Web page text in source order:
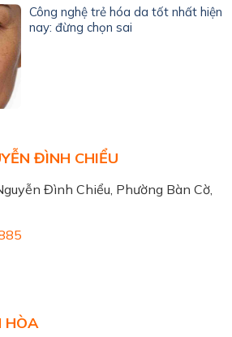
Công nghệ trẻ hóa da tốt nhất hiện
nay: đừng chọn sai
ĐÌNH CHIỂU
Đình Chiểu, Phường Bàn Cờ,
HÒA